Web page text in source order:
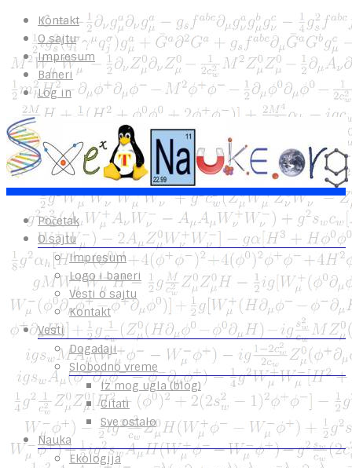
Kontakt
O sajtu
Impresum
Baneri
Log in
Početak
O sajtu
Impresum
Logo i baneri
Vesti o sajtu
Kontakt
Vesti
Događaji
Slobodno vreme
Iz mog ugla (blog)
Citati
Sve ostalo
Nauka
Ekologija